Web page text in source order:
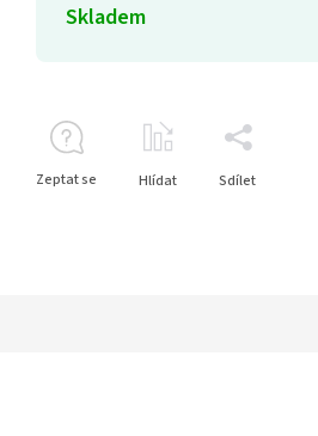
Skladem
Zeptat se Hlídat Sdílet